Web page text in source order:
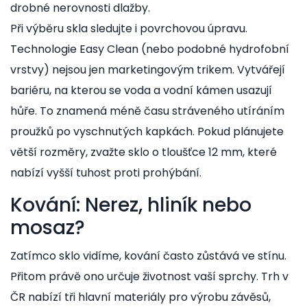
drobné nerovnosti dlažby.
Při výběru skla sledujte i povrchovou úpravu.
Technologie Easy Clean (nebo podobné hydrofobní
vrstvy) nejsou jen marketingovým trikem. Vytvářejí
bariéru, na kterou se voda a vodní kámen usazují
hůře. To znamená méně času stráveného utíráním
proužků po vyschnutých kapkách. Pokud plánujete
větší rozměry, zvažte sklo o tloušťce 12 mm, které
nabízí vyšší tuhost proti prohýbání.
Kování: Nerez, hliník nebo
mosaz?
Zatímco sklo vidíme, kování často zůstává ve stínu.
Přitom právě ono určuje životnost vaší sprchy. Trh v
ČR nabízí tři hlavní materiály pro výrobu závěsů,